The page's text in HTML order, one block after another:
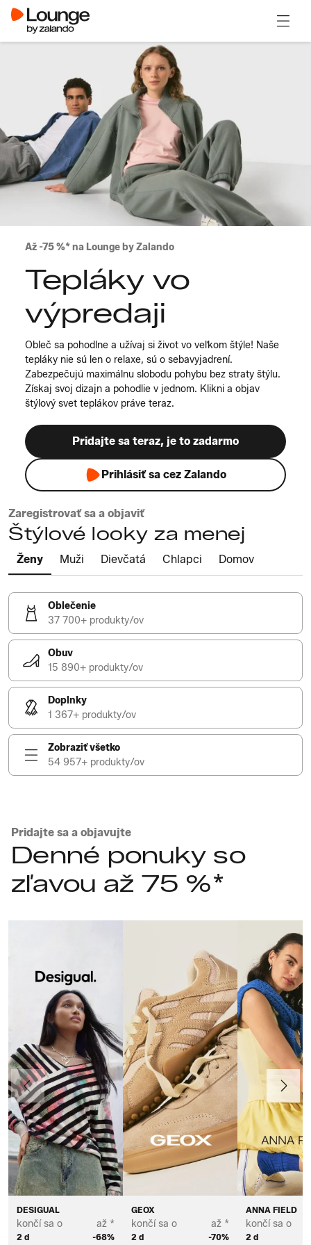
Až -75 %* na Lounge by Zalando
Tepláky vo
výpredaji
Obleč sa pohodlne a užívaj si život vo veľkom štýle! Naše
tepláky nie sú len o relaxe, sú o sebavyjadrení.
Zabezpečujú maximálnu slobodu pohybu bez straty štýlu.
Získaj svoj dizajn a pohodlie v jednom. Klikni a objav
štýlový svet teplákov práve teraz.
Pridajte sa teraz, je to zadarmo
Prihlásiť sa cez Zalando
Zaregistrovať sa a objaviť
Štýlové looky za menej
Ženy Muži Dievčatá Chlapci Domov
Oblečenie
37 700+ produkty/ov
Obuv
15 890+ produkty/ov
Doplnky
1 367+ produkty/ov
Zobraziť všetko
54 957+ produkty/ov
Pridajte sa a objavujte
Denné ponuky so
zľavou až 75 %*
DESIGUAL
končí sa o
2 d
až *
-68%
GEOX
končí sa o
2 d
až *
-70%
ANNA FIELD
končí sa o
2 d
Predchádzajúce Ďalej